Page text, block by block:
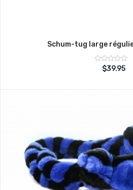
Schum-tug large
Note
sur
$39.95